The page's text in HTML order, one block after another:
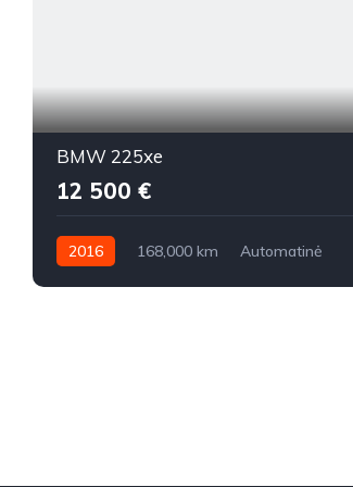
BMW 225xe
12 500 €
2016 168,000 km
Automatinė